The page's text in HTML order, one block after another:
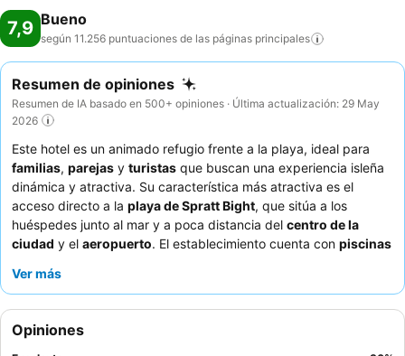
7,9 Bueno
según 11.256 puntuaciones de las páginas principales
Resumen de opiniones
Resumen de IA basado en 500+ opiniones · Última actualización: 29 May
2026
Este hotel es un animado refugio frente a la playa, ideal para
familias, parejas y turistas que buscan una experiencia isleña
dinámica y atractiva. Su característica más atractiva es el
acceso directo a la playa de Spratt Bight, que sitúa a los
huéspedes junto al mar y a poca distancia del centro de la
ciudad y el aeropuerto. El establecimiento cuenta con piscinas
dedicadas, lo que lo hace especialmente atractivo para quienes
variada y fresca oferta del
equipo de animación
Ver más
Opiniones